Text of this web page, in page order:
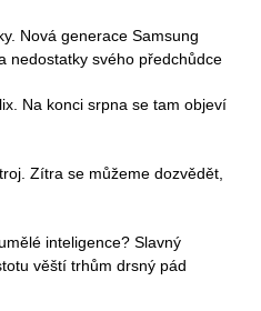
Nová generace Samsung
nedostatky svého předchůdce
Na konci srpna se tam objeví
Zítra se můžeme dozvědět,
inteligence? Slavný
věští trhům drsný pád